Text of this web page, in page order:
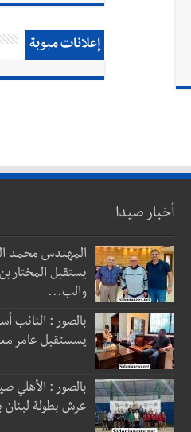
إعلانات مبوبة
أخبار صيدا
المهندس محمد
يستقبل
والب...
بالصور : النائب
يسستقبل عامر
بالصور : الأهلي
عرش بطولة